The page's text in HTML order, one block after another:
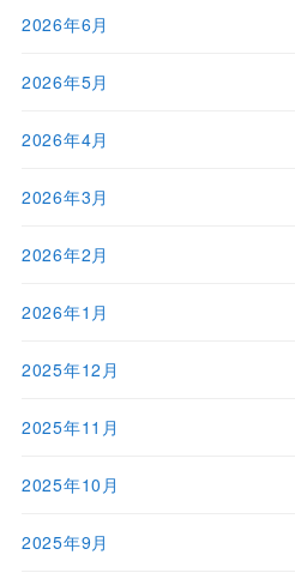
2026年6月
2026年5月
2026年4月
2026年3月
2026年2月
2026年1月
2025年12月
2025年11月
2025年10月
2025年9月